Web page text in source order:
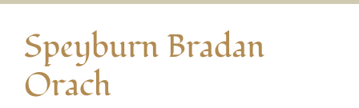
Speyburn Bradan
Orach